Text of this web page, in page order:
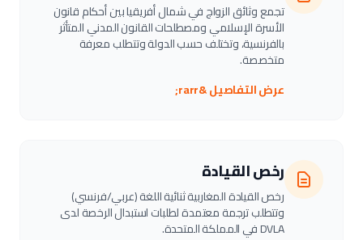
تجمع وثائق الزواج في شمال أفريقيا بين أحكام قانون
الأسرة الإسلامي ومصطلحات القانون المدني المتأثر
بالفرنسية، وتختلف حسب الدولة وتتطلب معرفة
متخصصة.
عرض التفاصيل &rarr;
رخص القيادة
رخص القيادة المغاربية ثنائية اللغة (عربي/فرنسي)
وتتطلب ترجمة معتمدة لطلبات استبدال الرخصة لدى
DVLA في المملكة المتحدة.